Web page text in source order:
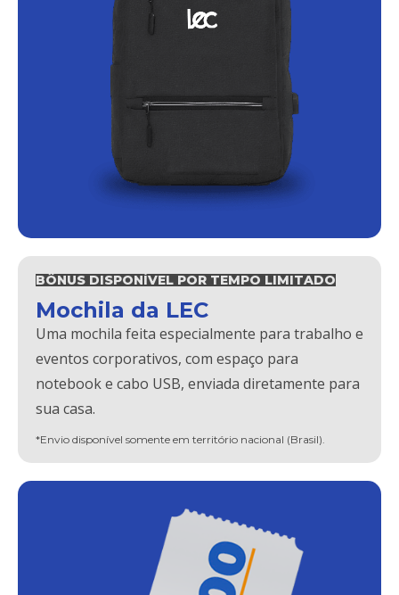
BÔNUS DISPONÍVEL POR TEMPO LIMITADO
Mochila da LEC
Uma mochila feita especialmente para trabalho e
eventos corporativos, com espaço para
notebook e cabo USB, enviada diretamente para
sua casa.
*Envio disponível somente em território nacional (Brasil).